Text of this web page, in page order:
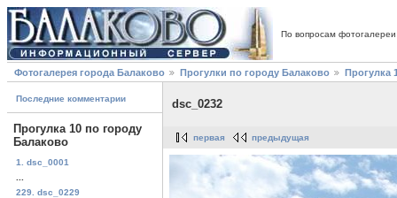
По вопросам
Фотогалерея города Балаково Прогулки по городу Балаково Прогулка
Последние комментарии
Прогулка 10 по городу
Балаково
1. dsc_0001
229. dsc_0229
dsc_0232
первая предыдущая